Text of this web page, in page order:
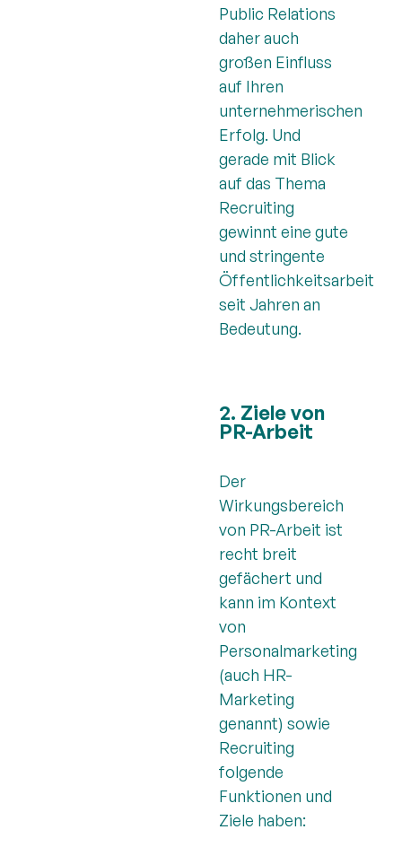
Public Relations
daher auch
großen Einfluss
auf Ihren
unternehmerischen
Erfolg. Und
gerade mit Blick
auf das Thema
Recruiting
gewinnt eine gute
und stringente
Öffentlichkeitsarbeit
seit Jahren an
Bedeutung.
2. Ziele von
PR-Arbeit
Der
Wirkungsbereich
von PR-Arbeit ist
recht breit
gefächert und
kann im Kontext
von
Personalmarketing
(auch HR-
Marketing
genannt) sowie
Recruiting
folgende
Funktionen und
Ziele haben: